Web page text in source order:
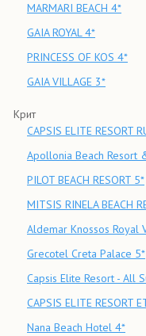
MARMARI BEACH 4*
GAIA ROYAL 4*
PRINCESS OF KOS 4*
GAIA VILLAGE 3*
Крит
CAPSIS ELITE RESORT
Apollonia Beach Resort
PILOT BEACH RESORT 5*
MITSIS RINELA BEACH
Aldemar Knossos Royal
Grecotel Creta Palace 5*
Capsis Elite Resort - All
CAPSIS ELITE RESORT
Nana Beach Hotel 4*